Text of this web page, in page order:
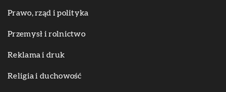
Prawo, rząd i polityka
Przemysł i rolnictwo
Reklama i druk
Religia i duchowość